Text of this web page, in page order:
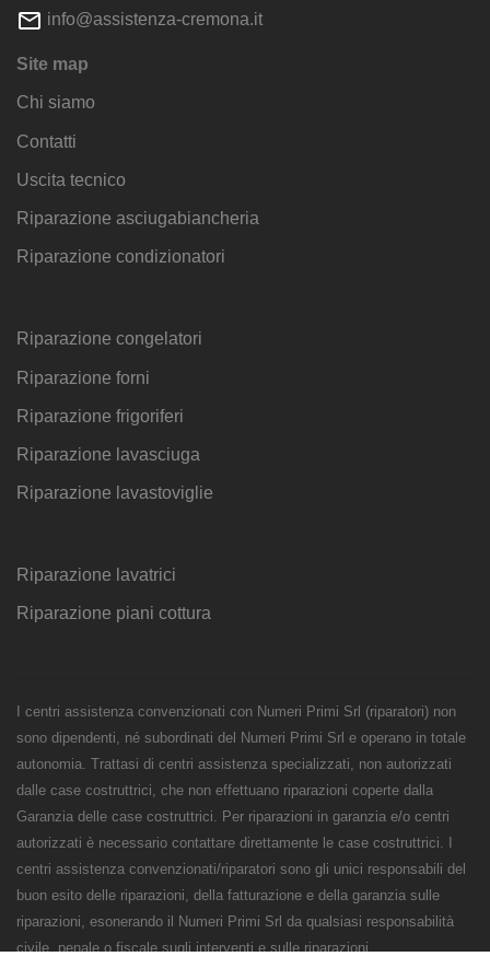
info@assistenza-cremona.it
Site map
Chi siamo
Contatti
Uscita tecnico
Riparazione asciugabiancheria
Riparazione condizionatori
Riparazione congelatori
Riparazione forni
Riparazione frigoriferi
Riparazione lavasciuga
Riparazione lavastoviglie
Riparazione lavatrici
Riparazione piani cottura
I centri assistenza convenzionati con Numeri Primi Srl (riparatori) non
sono dipendenti, né subordinati del Numeri Primi Srl e operano in totale
autonomia. Trattasi di centri assistenza specializzati, non autorizzati
dalle case costruttrici, che non effettuano riparazioni coperte dalla
Garanzia delle case costruttrici. Per riparazioni in garanzia e/o centri
autorizzati è necessario contattare direttamente le case costruttrici. I
centri assistenza convenzionati/riparatori sono gli unici responsabili del
buon esito delle riparazioni, della fatturazione e della garanzia sulle
riparazioni, esonerando il Numeri Primi Srl da qualsiasi responsabilità
civile, penale o fiscale sugli interventi e sulle riparazioni.